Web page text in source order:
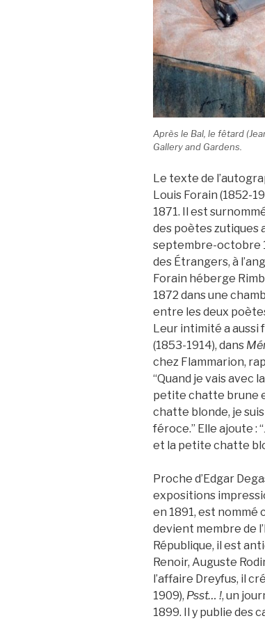
Après le Bal, le fêtard
Gallery and Gardens.
Le texte de
Louis Forain (1852-
1871. Il est
des poètes zutiques
septembre-octobre
des Étrangers, à
Forain héberge
1872 dans une
entre les deux
Leur intimité a aussi
(1853-1914), dans
chez Flammarion,
“Quand je vais avec
petite chatte brune
chatte blonde, je
féroce.” Elle ajoute :
et la petite chatte
Proche d’Edgar
expositions
en 1891, est nommé
devient membre de
République, il est
Renoir, Auguste
l’affaire Dreyfus, il
1909), Psst… !, un
1899. Il y publie des